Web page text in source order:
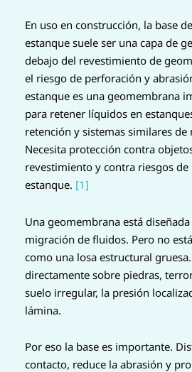
En uso en construcción, la base
estanque suele ser una capa de
debajo del revestimiento de
el riesgo de perforación y
estanque es una geomembrana
para retener líquidos en
retención y sistemas similares de
Necesita protección contra
revestimiento y contra riesgos
estanque. [1]
Una geomembrana está
migración de fluidos. Pero no
como una losa estructural
directamente sobre piedras,
suelo irregular, la presión
lámina.
Por eso la base es importante.
contacto, reduce la abrasión y